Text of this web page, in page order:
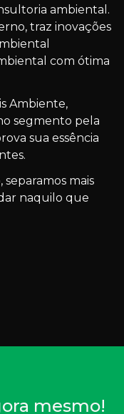
ambiental.
traz inovações
com ótima
Ambiente,
segmento pela
sua essência
mais
naquilo que
mesmo!